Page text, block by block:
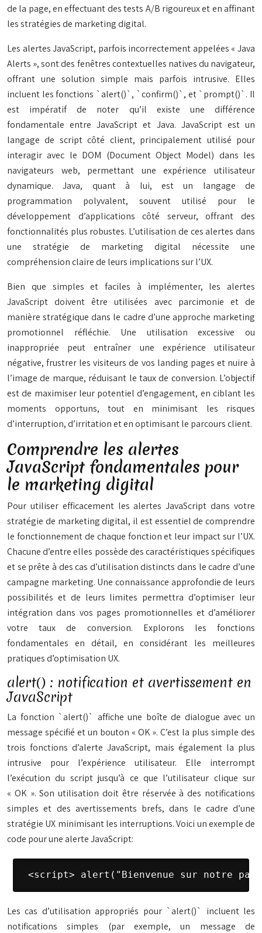
de la page, en effectuant des tests A/B rigoureux et en affinant
les stratégies de marketing digital.
Les alertes JavaScript, parfois incorrectement appelées « Java
Alerts », sont des fenêtres contextuelles natives du navigateur,
offrant une solution simple mais parfois intrusive. Elles
incluent les fonctions `alert()`, `confirm()`, et `prompt()`. Il
est impératif de noter qu’il existe une différence
fondamentale entre JavaScript et Java. JavaScript est un
langage de script côté client, principalement utilisé pour
interagir avec le DOM (Document Object Model) dans les
navigateurs web, permettant une expérience utilisateur
dynamique. Java, quant à lui, est un langage de
programmation polyvalent, souvent utilisé pour le
développement d’applications côté serveur, offrant des
fonctionnalités plus robustes. L’utilisation de ces alertes dans
une stratégie de marketing digital nécessite une
compréhension claire de leurs implications sur l’UX.
Bien que simples et faciles à implémenter, les alertes
JavaScript doivent être utilisées avec parcimonie et de
manière stratégique dans le cadre d’une approche marketing
promotionnel réfléchie. Une utilisation excessive ou
inappropriée peut entraîner une expérience utilisateur
négative, frustrer les visiteurs de vos landing pages et nuire à
l’image de marque, réduisant le taux de conversion. L’objectif
est de maximiser leur potentiel d’engagement, en ciblant les
moments opportuns, tout en minimisant les risques
d’interruption, d’irritation et en optimisant le parcours client.
Comprendre les alertes
JavaScript fondamentales pour
le marketing digital
Pour utiliser efficacement les alertes JavaScript dans votre
stratégie de marketing digital, il est essentiel de comprendre
le fonctionnement de chaque fonction et leur impact sur l’UX.
Chacune d’entre elles possède des caractéristiques spécifiques
et se prête à des cas d’utilisation distincts dans le cadre d’une
campagne marketing. Une connaissance approfondie de leurs
possibilités et de leurs limites permettra d’optimiser leur
intégration dans vos pages promotionnelles et d’améliorer
votre taux de conversion. Explorons les fonctions
fondamentales en détail, en considérant les meilleures
pratiques d’optimisation UX.
alert() : notification et avertissement en
JavaScript
La fonction `alert()` affiche une boîte de dialogue avec un
message spécifié et un bouton « OK ». C’est la plus simple des
trois fonctions d’alerte JavaScript, mais également la plus
intrusive pour l’expérience utilisateur. Elle interrompt
l’exécution du script jusqu’à ce que l’utilisateur clique sur
« OK ». Son utilisation doit être réservée à des notifications
simples et des avertissements brefs, dans le cadre d’une
stratégie UX minimisant les interruptions. Voici un exemple de
code pour une alerte JavaScript:
<script> alert("Bienvenue sur notre
Les cas d’utilisation appropriés pour `alert()` incluent les
notifications simples (par exemple, un message de